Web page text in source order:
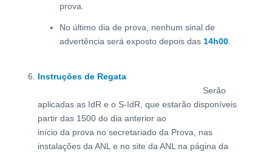
prova.
No último dia de prova, nenhum sinal de
advertência será exposto depois das 14h00.
Instruções de Regata
Serão
aplicadas as IdR e o S-IdR, que estarão disponíveis
partir das 1500 do dia anterior ao
início da prova no secretariado da Prova, nas
instalações da ANL e no site da ANL na página da